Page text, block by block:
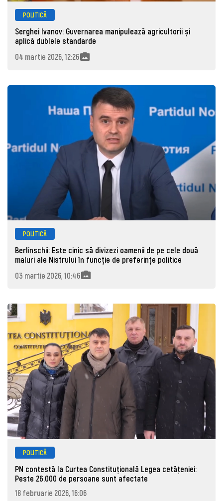
POLITICĂ
Serghei Ivanov: Guvernarea manipulează agricultorii și
aplică dublele standarde
04 martie 2026, 12:26
POLITICĂ
Berlinschii: Este cinic să divizezi oamenii de pe cele două
maluri ale Nistrului în funcție de preferințe politice
03 martie 2026, 10:46
POLITICĂ
PN contestă la Curtea Constituțională Legea cetățeniei:
Peste 26.000 de persoane sunt afectate
18 februarie 2026, 16:06